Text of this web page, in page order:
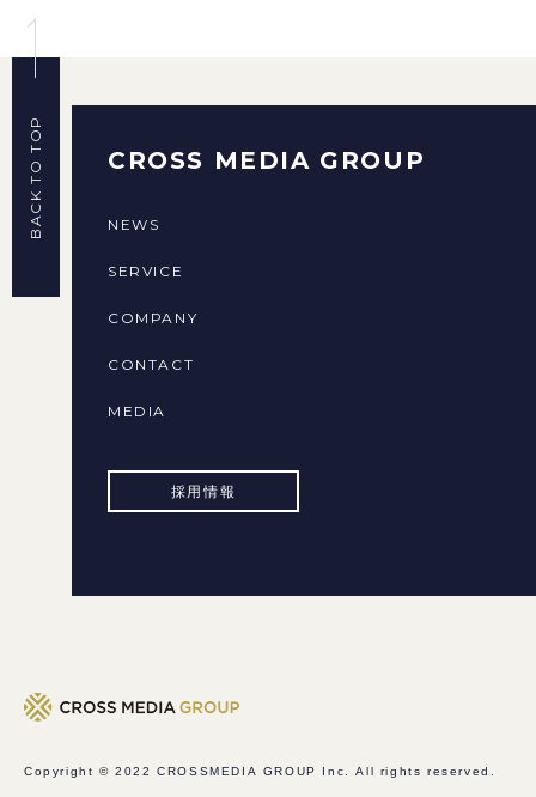
BACK TO TOP CROSS MEDIA GROUP
NEWS
SERVICE
COMPANY
CONTACT
MEDIA
採用情報
Copyright © 2022CROSSMEDIA GROUP Inc. All rights reserved.